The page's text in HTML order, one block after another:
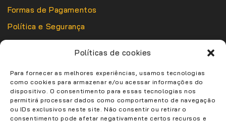
Políticas de cookies
Para fornecer as melhores experiências, usamos tecnologias
como cookies para armazenar e/ou acessar informações do
dispositivo. O consentimento para essas tecnologias nos
permitirá processar dados como comportamento de navegação
ou IDs exclusivos neste site. Não consentir ou retirar o
consentimento pode afetar negativamente certos recursos e
Formas de Pagamentos
Política e Segurança
Política de Entrega
Política de Privacidade
Sobre Nós